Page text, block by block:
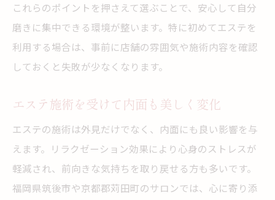
これらのポイントを押さえて選ぶことで、安心して自分
磨きに集中できる環境が整います。特に初めてエステを
利用する場合は、事前に店舗の雰囲気や施術内容を確認
しておくと失敗が少なくなります。
エステ施術を受けて内面も美しく変化
エステの施術は外見だけでなく、内面にも良い影響を与
えます。リラクゼーション効果により心身のストレスが
軽減され、前向きな気持ちを取り戻せる方も多いです。
福岡県筑後市や京都郡苅田町のサロンでは、心に寄り添